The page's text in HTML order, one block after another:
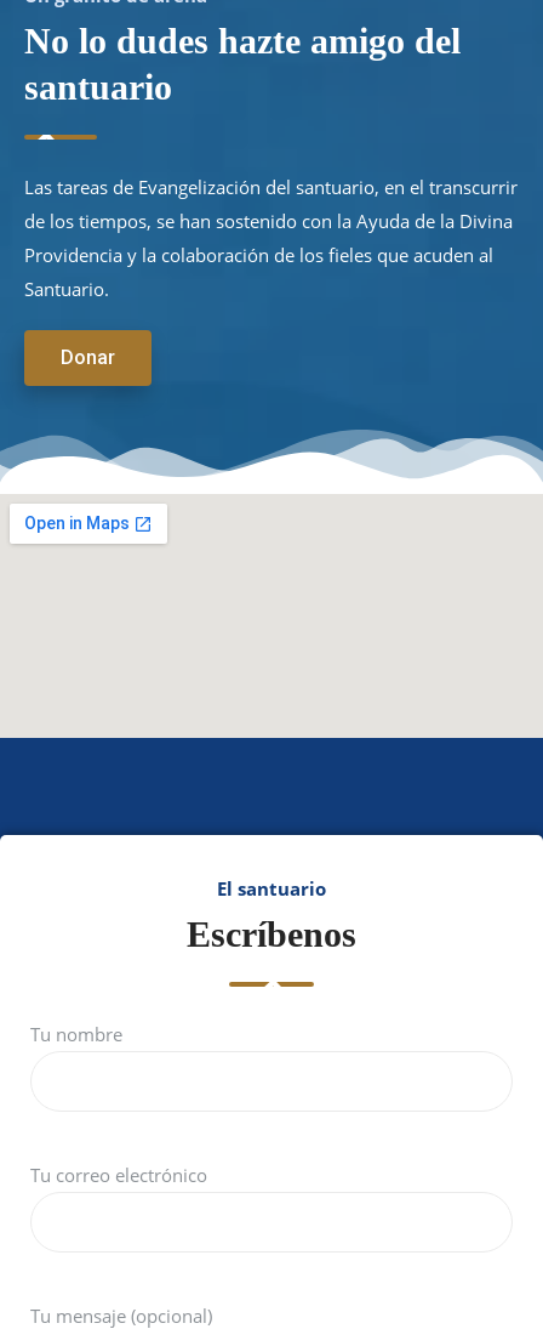
No lo dudes hazte amigo del
santuario
Las tareas de Evangelización del santuario, en el transcurrir
de los tiempos, se han sostenido con la Ayuda de la Divina
Providencia y la colaboración de los fieles que acuden al
Santuario.
Donar
El santuario
Escríbenos
Tu nombre
Tu correo electrónico
Tu mensaje (opcional)